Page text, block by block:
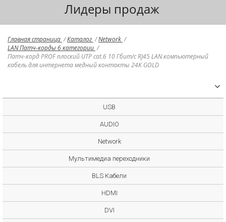
Лидеры продаж
Главная страница /Каталог /Network /
LAN Патч-корды 6 категории /
Патч-корд PROF плоский UTP cat.6 10 Гбит/с RJ45 LAN компьютерный
кабель для интернета медный контакты 24K GOLD
USB
AUDIO
Network
Мультимедиа переходники
BLS Кабели
HDMI
DVI